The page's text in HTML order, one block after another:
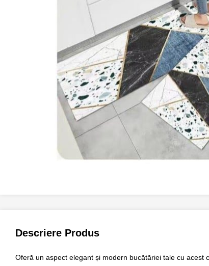
Descriere Produs
Oferă un aspect elegant și modern bucătăriei tale cu acest